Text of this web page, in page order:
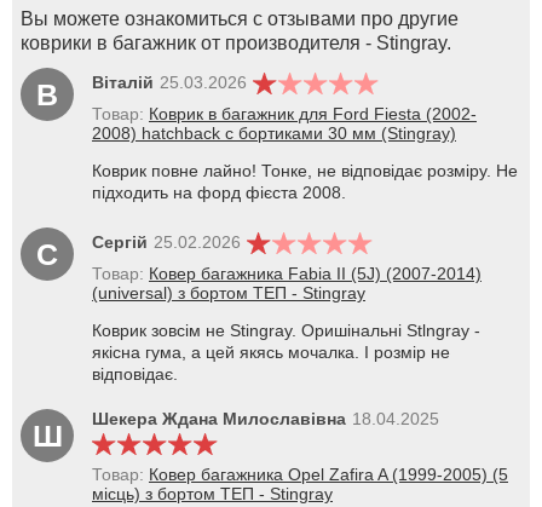
Вы можете ознакомиться с отзывами про другие
коврики в багажник от производителя - Stingray.
В Віталій 25.03.2026
Товар: Коврик в багажник для Ford Fiesta (2002-
2008) hatchback с бортиками 30 мм (Stingray)
Коврик повне лайно! Тонке, не відповідає розміру. Не
підходить на форд фієста 2008.
С Сергій 25.02.2026
Товар: Ковер багажника Fabia II (5J) (2007-2014)
(universal) з бортом ТЕП - Stingray
Коврик зовсім не Stingray. Оришінальні Stlngray -
якісна гума, а цей якясь мочалка. І розмір не
відповідає.
Ш Шекера Ждана Милославівна 18.04.2025
Товар: Ковер багажника Opel Zafira A (1999-2005) (5
місць) з бортом ТЕП - Stingray